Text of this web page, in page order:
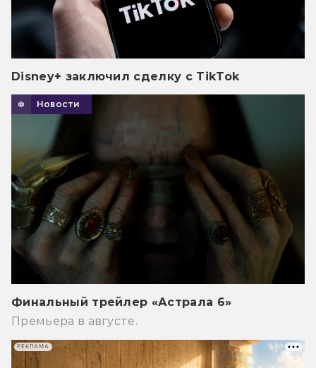
Disney+ заключил сделку с TikTok
Новости
Финальный трейлер «Астрала 6»
Премьера в августе.
РЕКЛАМА